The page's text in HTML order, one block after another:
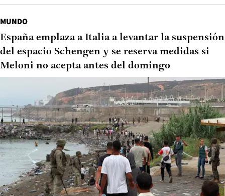
MUNDO
España emplaza a Italia a levantar la suspensión
del espacio Schengen y se reserva medidas si
Meloni no acepta antes del domingo